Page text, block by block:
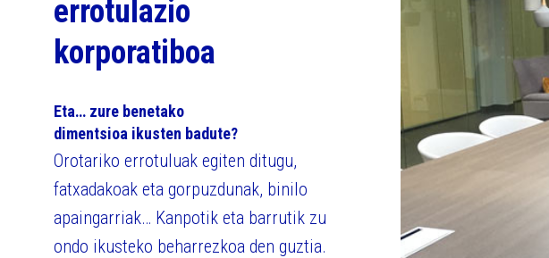
errotulazio
korporatiboa
Eta… zure benetako
dimentsioa ikusten badute?
Orotariko errotuluak egiten ditugu,
fatxadakoak eta gorpuzdunak, binilo
apaingarriak… Kanpotik eta barrutik zu
ondo ikusteko beharrezkoa den guztia.